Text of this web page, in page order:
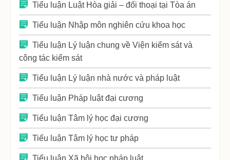
Tiểu luận Luật Hòa giải – đối thoại tại Tòa án
Tiểu luận Nhập môn nghiên cứu khoa học
Tiểu luận Lý luận chung về Viện kiểm sát và
công tác kiểm sát
Tiểu luận Lý luận nhà nước và pháp luật
Tiểu luận Pháp luật đại cương
Tiểu luận Tâm lý học đại cương
Tiểu luận Tâm lý học tư pháp